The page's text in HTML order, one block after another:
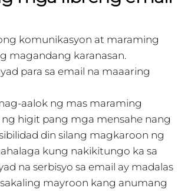
komunikasyon at maraming
magandang karanasan.
para sa email na maaaring
aalok ng mas maraming
higit pang mga mensahe nang
din silang magkaroon ng
kung nakikitungo ka sa
na serbisyo sa email ay madalas
mayroon kang anumang